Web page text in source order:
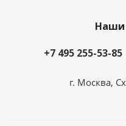
Наши
+7 495 255-53-85
г. Москва,